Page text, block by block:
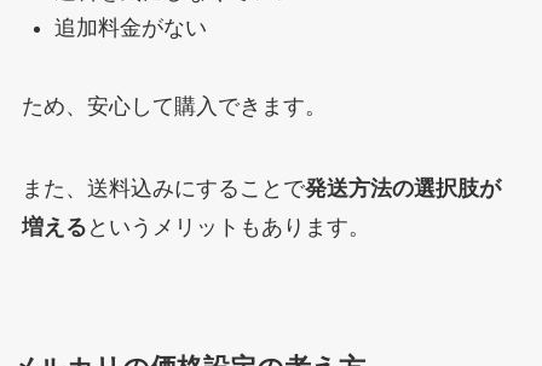
追加料金がない
ため、安心して購入できます。
また、送料込みにすることで発送方法の選択肢が
増える というメリットもあります。